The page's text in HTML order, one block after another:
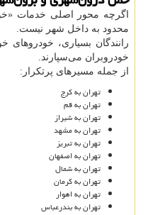
اگرچه محور اصلی خدمات
محدود به داخل شهر نیست.
رانندگان بسیاری، خودروهای
خودروبران می‌سپارند.
از جمله مسیرهای پرتکرار:
تهران به کرج
تهران به قم
تهران به شیراز
تهران به مشهد
تهران به تبریز
تهران به اصفهان
تهران به شمال
تهران به کرمان
تهران به اهوار
تهران به بندرعباس